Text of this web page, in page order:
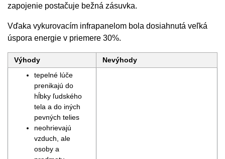
zapojenie postačuje bežná zásuvka.
Vďaka vykurovacím infrapanelom bola dosiahnutá veľká
úspora energie v priemere 30%.
Výhody
Nevýhody
tepelné lúče
prenikajú do
hĺbky ľudského
tela a do iných
pevných telies
neohrievajú
vzduch, ale
osoby a